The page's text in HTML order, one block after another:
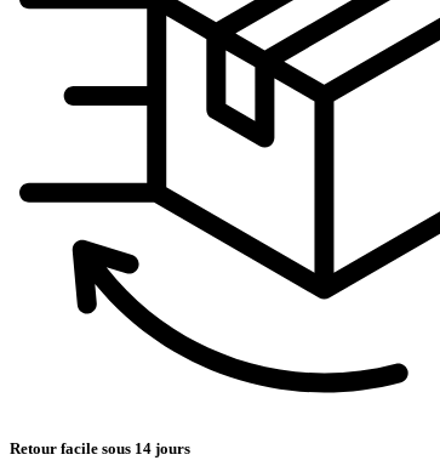
Retour facile sous 14 jours